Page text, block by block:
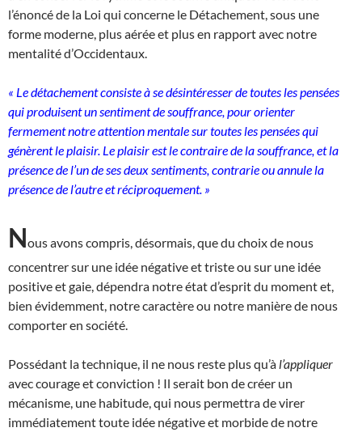
l’énoncé de la Loi qui concerne le Détachement, sous une
forme moderne, plus aérée et plus en rapport avec notre
mentalité d’Occidentaux.
« Le détachement consiste à se désintéresser de toutes les pensées
qui produisent un sentiment de souffrance, pour orienter
fermement notre attention mentale sur toutes les pensées qui
génèrent le plaisir. Le plaisir est le contraire de la souffrance, et la
présence de l’un de ses deux sentiments, contrarie ou annule la
présence de l’autre et réciproquement. »
Nous avons compris, désormais, que du choix de nous
concentrer sur une idée négative et triste ou sur une idée
positive et gaie, dépendra notre état d’esprit du moment et,
bien évidemment, notre caractère ou notre manière de nous
comporter en société.
Possédant la technique, il ne nous reste plus qu’à l’appliquer
avec courage et conviction ! Il serait bon de créer un
mécanisme, une habitude, qui nous permettra de virer
immédiatement toute idée négative et morbide de notre